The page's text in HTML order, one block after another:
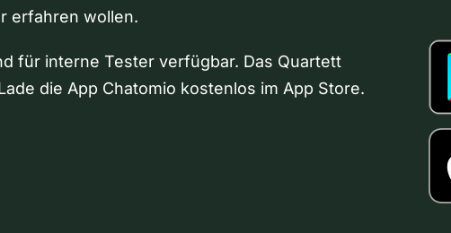
erfahren wollen.
für interne Tester verfügbar. Das Quartett
die App Chatomio kostenlos im App Store.